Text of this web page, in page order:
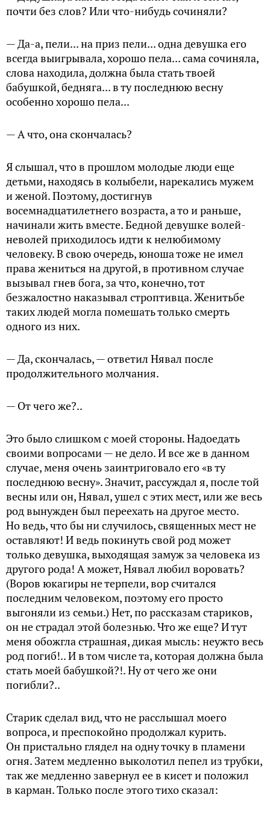
почти без слов? Или что-нибудь сочиняли?
— Да-а, пели... на приз пели... одна девушка его
всегда выигрывала, хорошо пела... сама сочиняла,
слова находила, должна была стать твоей
бабушкой, бедняга... в ту последнюю весну
особенно хорошо пела...
— А что, она скончалась?
Я слышал, что в прошлом молодые люди еще
детьми, находясь в колыбели, нарекались мужем
и женой. Поэтому, достигнув
восемнадцатилетнего возраста, а то и раньше,
начинали жить вместе. Бедной девушке волей-
неволей приходилось идти к нелюбимому
человеку. В свою очередь, юноша тоже не имел
права жениться на другой, в противном случае
вызывал гнев бога, за что, конечно, тот
безжалостно наказывал строптивца. Женитьбе
таких людей могла помешать только смерть
одного из них.
— Да, скончалась, — ответил Нявал после
продолжительного молчания.
— От чего же?..
Это было слишком с моей стороны. Надоедать
своими вопросами — не дело. И все же в данном
случае, меня очень заинтриговало его «в ту
последнюю весну». Значит, рассуждал я, после той
весны или он, Нявал, ушел с этих мест, или же весь
род вынужден был переехать на другое место.
Но ведь, что бы ни случилось, священных мест не
оставляют! И ведь покинуть свой род может
только девушка, выходящая замуж за человека из
другого рода! А может, Нявал любил воровать?
(Воров юкагиры не терпели, вор считался
последним человеком, поэтому его просто
выгоняли из семьи.) Нет, по рассказам стариков,
он не страдал этой болезнью. Что же еще? И тут
меня обожгла страшная, дикая мысль: неужто весь
род погиб!.. И в том числе та, которая должна была
стать моей бабушкой?!. Ну от чего же они
погибли?..
Старик сделал вид, что не расслышал моего
вопроса, и преспокойно продолжал курить.
Он пристально глядел на одну точку в пламени
огня. Затем медленно выколотил пепел из трубки,
так же медленно завернул ее в кисет и положил
в карман. Только после этого тихо сказал: